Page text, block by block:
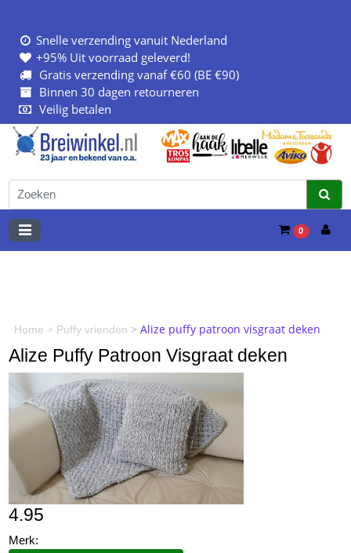
Snelle verzending vanuit Nederland
+95% Uit voorraad geleverd!
Gratis verzending vanaf €60 (BE €90)
Binnen 30 dagen retourneren
Veilig betalen
0
Home > Puffy vrienden > Alize puffy patroon visgraat deken
Alize Puffy Patroon Visgraat deken
4.95
Merk: